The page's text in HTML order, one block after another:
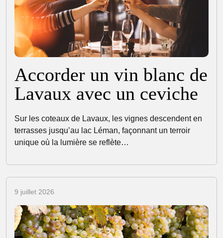
Accorder un vin blanc de
Lavaux avec un ceviche
Sur les coteaux de Lavaux, les vignes descendent en
terrasses jusqu’au lac Léman, façonnant un terroir
unique où la lumière se reflète…
9 juillet 2026